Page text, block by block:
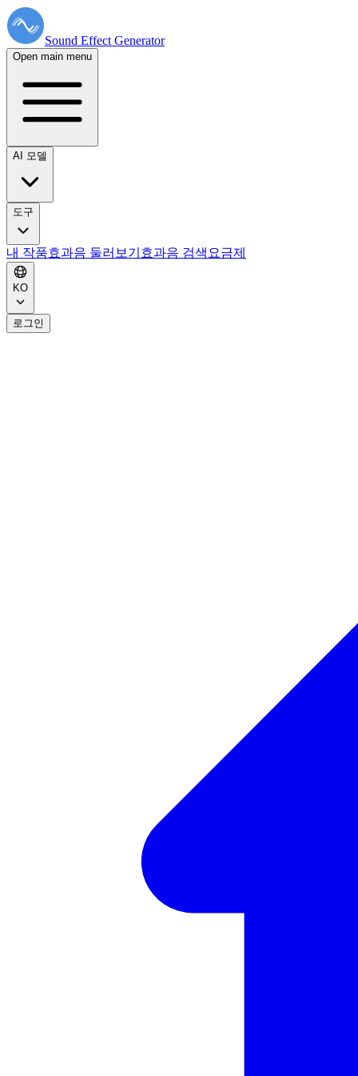
Sound Effect Generator
Open main menu
AI 모델
도구
내 작품효과음 둘러보기 효과음 검색 요금제
KO
로그인